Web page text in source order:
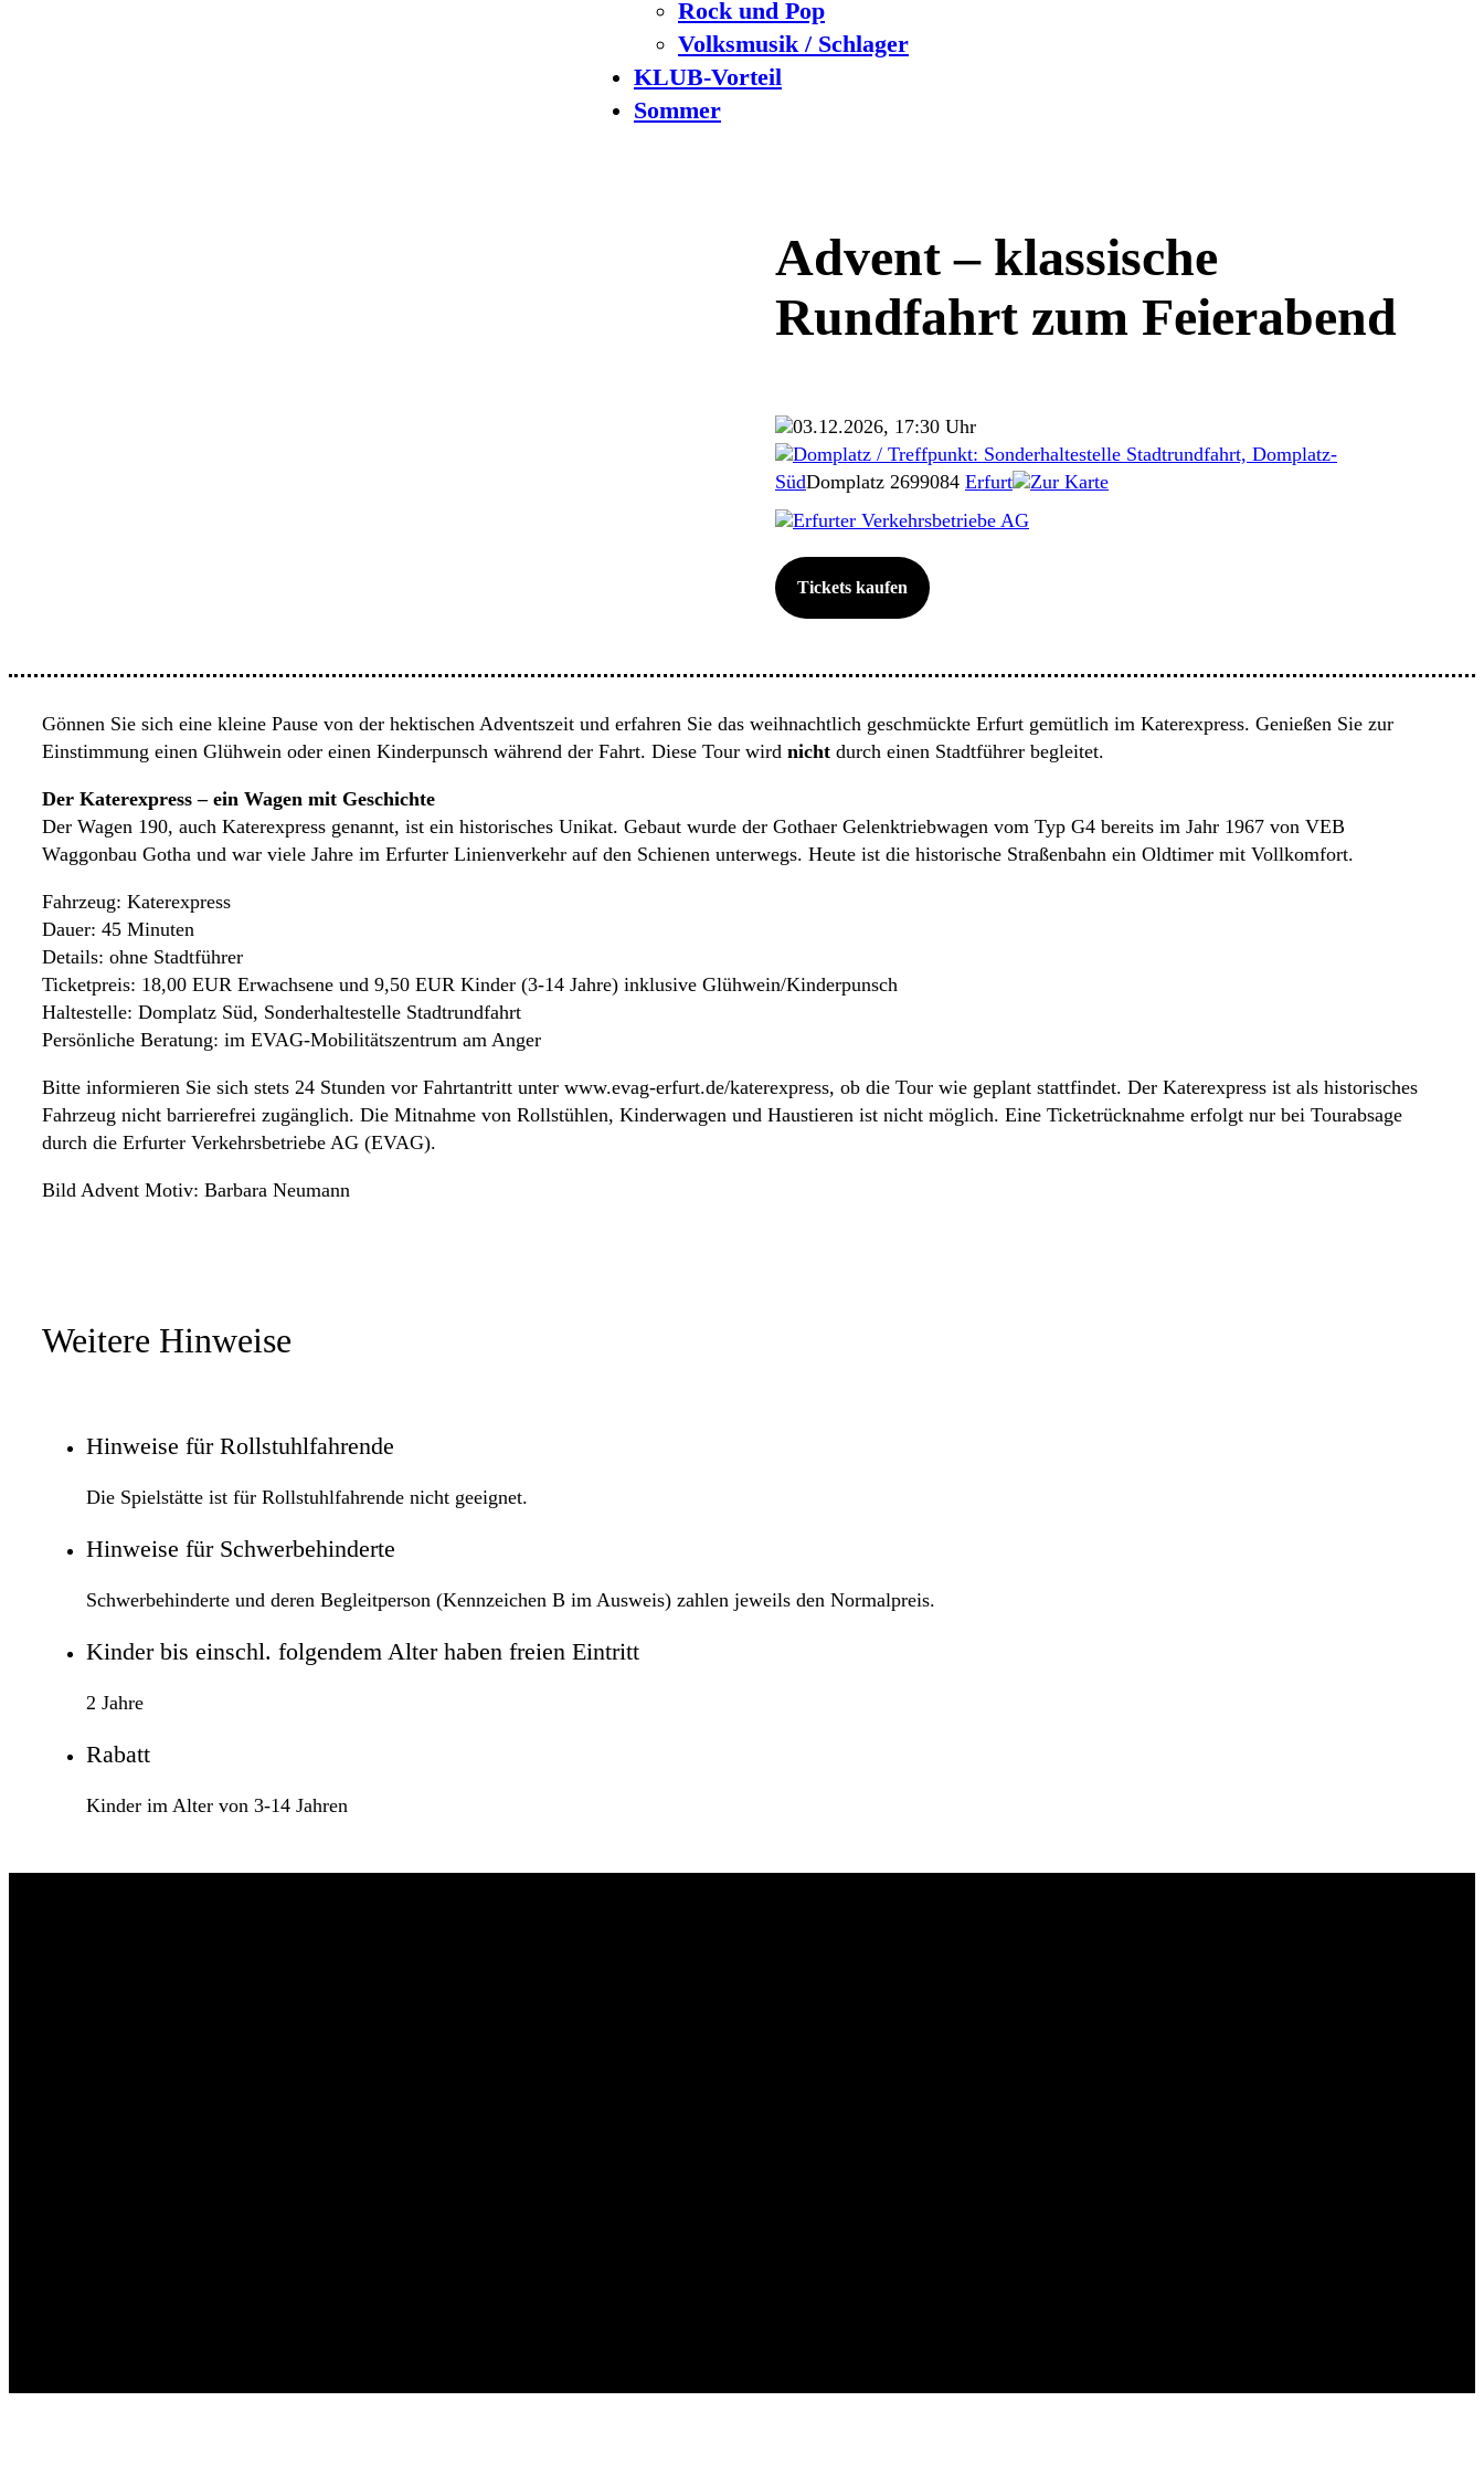
Rock und Pop
Volksmusik / Schlager
KLUB-Vorteil
Sommer
Advent – klassische
Rundfahrt zum Feierabend
03.12.2026, 17:30 Uhr
Domplatz / Treffpunkt: Sonderhaltestelle Stadtrundfahrt, Domplatz-
SüdDomplatz 2699084 Erfurt
Zur Karte
Erfurter Verkehrsbetriebe AG
Tickets kaufen
Gönnen Sie sich eine kleine Pause von der hektischen Adventszeit und erfahren Sie das weihnachtlich geschmückte Erfurt gemütlich im Katerexpress. Genießen Sie zur
Einstimmung einen Glühwein oder einen Kinderpunsch während der Fahrt. Diese Tour wird nicht durch einen Stadtführer begleitet.
Der Katerexpress – ein Wagen mit Geschichte
Der Wagen 190, auch Katerexpress genannt, ist ein historisches Unikat. Gebaut wurde der Gothaer Gelenktriebwagen vom Typ G4 bereits im Jahr 1967 von VEB
Waggonbau Gotha und war viele Jahre im Erfurter Linienverkehr auf den Schienen unterwegs. Heute ist die historische Straßenbahn ein Oldtimer mit Vollkomfort.
Fahrzeug: Katerexpress
Dauer: 45 Minuten
Details: ohne Stadtführer
Ticketpreis: 18,00 EUR Erwachsene und 9,50 EUR Kinder (3-14 Jahre) inklusive Glühwein/Kinderpunsch
Haltestelle: Domplatz Süd, Sonderhaltestelle Stadtrundfahrt
Persönliche Beratung: im EVAG-Mobilitätszentrum am Anger
Bitte informieren Sie sich stets 24 Stunden vor Fahrtantritt unter www.evag-erfurt.de/katerexpress, ob die Tour wie geplant stattfindet. Der Katerexpress ist als historisches
Fahrzeug nicht barrierefrei zugänglich. Die Mitnahme von Rollstühlen, Kinderwagen und Haustieren ist nicht möglich. Eine Ticketrücknahme erfolgt nur bei Tourabsage
durch die Erfurter Verkehrsbetriebe AG (EVAG).
Bild Advent Motiv: Barbara Neumann
Weitere Hinweise
Hinweise für Rollstuhlfahrende
Die Spielstätte ist für Rollstuhlfahrende nicht geeignet.
Hinweise für Schwerbehinderte
Schwerbehinderte und deren Begleitperson (Kennzeichen B im Ausweis) zahlen jeweils den Normalpreis.
Kinder bis einschl. folgendem Alter haben freien Eintritt
2 Jahre
Rabatt
Kinder im Alter von 3-14 Jahren